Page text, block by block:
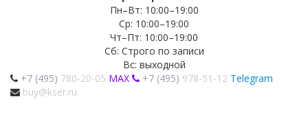
Пн–Вт: 10:00–19:00
Ср: 10:00–19:00
Чт–Пт: 10:00–19:00
Сб: Строго по записи
Вс: выходной
+7 (495) 780-20-05 MAX +7 (495) 978-51-12 Telegram
buy@kser.ru